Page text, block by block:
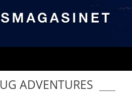
ADVENTURES